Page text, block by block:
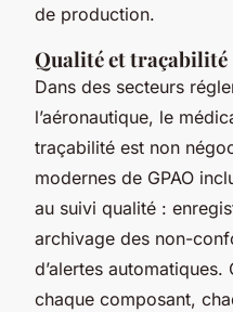
de production.
Qualité et traçabilité
Dans des secteurs
l’aéronautique, le
traçabilité est non
modernes de GPAO
au suivi qualité :
archivage des non-
d’alertes
chaque composant,